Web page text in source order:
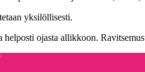
yksilöllisesti.
helposti ojasta allikkoon.